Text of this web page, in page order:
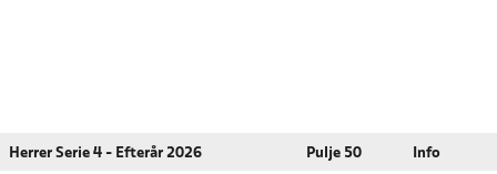
Herrer Serie 4 - Efterår 2026 Pulje 50 Info